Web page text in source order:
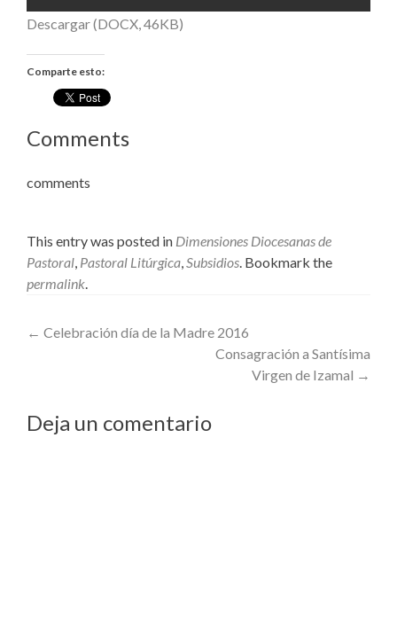
Descargar (DOCX, 46KB)
Comparte esto:
Comments
comments
This entry was posted in Dimensiones Diocesanas de
Pastoral, Pastoral Litúrgica,Subsidios. Bookmark the
permalink.
Post
← Celebración día de la Madre 2016
Consagración a Santísima
Virgen de Izamal →
Deja un comentario